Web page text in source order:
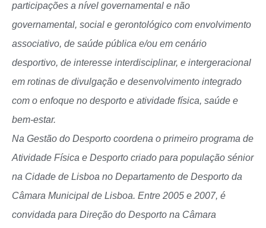
participações a nível governamental e não
governamental, social e gerontológico com envolvimento
associativo, de saúde pública e/ou em cenário
desportivo, de interesse interdisciplinar, e intergeracional
em rotinas de divulgação e desenvolvimento integrado
com o enfoque no desporto e atividade física, saúde e
bem-estar.
Na Gestão do Desporto coordena o primeiro programa de
Atividade Física e Desporto criado para população sénior
na Cidade de Lisboa no Departamento de Desporto da
Câmara Municipal de Lisboa. Entre 2005 e 2007, é
convidada para Direção do Desporto na Câmara